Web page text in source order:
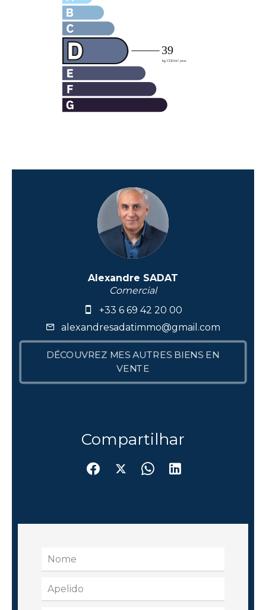
Alexandre SADAT
Comercial
+33 6 69 42 20 00
alexandresadatimmo@gmail.com
DÉCOUVREZ MES AUTRES BIENS EN
VENTE
Compartilhar